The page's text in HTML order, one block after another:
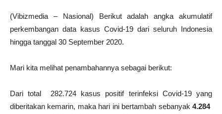
(Vibizmedia – Nasional) Berikut adalah angka akumulatif
perkembangan data kasus Covid-19 dari seluruh Indonesia
hingga tanggal 30 September 2020.
Mari kita melihat penambahannya sebagai berikut:
Dari total 282.724 kasus positif terinfeksi Covid-19 yang
diberitakan kemarin, maka hari ini bertambah sebanyak 4.284